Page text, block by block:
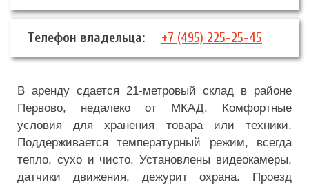
Телефон владельца: +7 (495) 225-25-45
В аренду сдается 21-метровый склад в районе
Первово, недалеко от МКАД. Комфортные
условия для хранения товара или техники.
Поддерживается температурный режим, всегда
тепло, сухо и чисто. Установлены видеокамеры,
датчики движения, дежурит охрана. Проезд